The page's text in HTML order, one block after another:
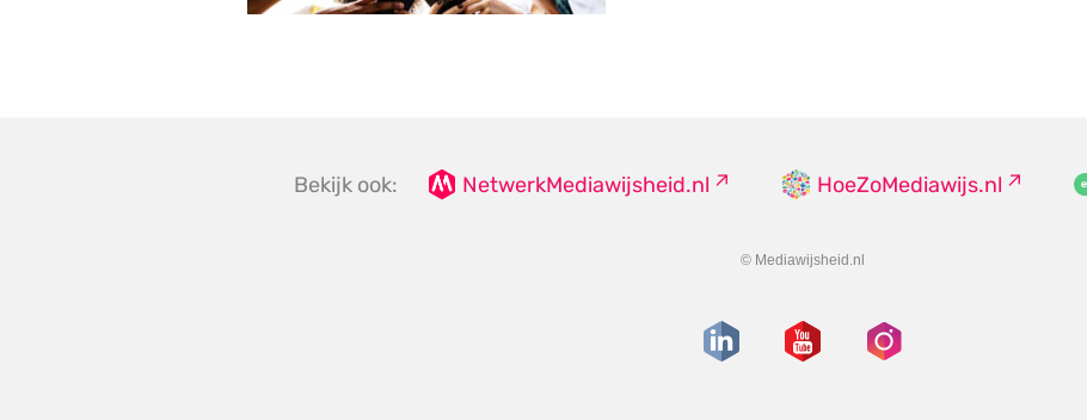
Bekijk ook: NetwerkMediawijsheid.nl HoeZoMediawijs.nl
© Mediawijsheid.nl